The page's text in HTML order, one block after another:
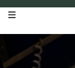
open navigation menu